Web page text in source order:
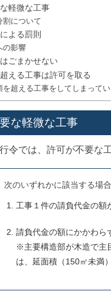
軽微な工事
割について
よる罰則
の影響
ごまかせない
える工事は許可を取る
を超える工事をしてしまってい
な軽微な工事
令では、許可が不要な
次のいずれかに該当する場合
工事１件の請負代金の額
請負代金の額にかかわ
※主要構造部が木造で主
は、延面積（150㎡未満